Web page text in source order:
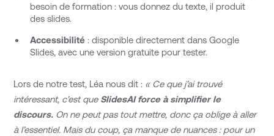
besoin de formation : vous donnez du texte, il produit
des slides.
Accessibilité: disponible directement dans Google
Slides, avec une version gratuite pour tester.
Lors de notre test, Léa nous dit : « Ce que j’ai trouvé
intéressant, c’est que SlidesAI force à simplifier le
discours. On ne peut pas tout mettre, donc ça oblige à aller
à l’essentiel. Mais du coup, ça manque de nuances : pour un